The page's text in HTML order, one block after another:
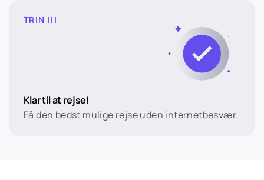
TRIN III
Klar til at rejse!
Få den bedst mulige rejse uden internetbesvær.